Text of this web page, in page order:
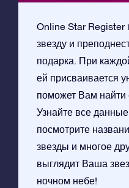
Online Star Register
звезду и
подарка. При
ей присваивается
поможет Вам найти
Узнайте все
посмотрите
звезды и многое
выглядит Ваша
ночном небе!